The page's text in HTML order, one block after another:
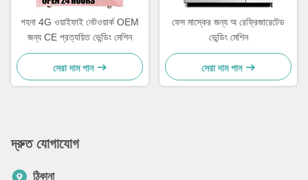
গহনা 4G ওয়াইফাই নেটওয়ার্ক OEM
জন্য CE প্রত্যয়িত ভেন্ডিং মেশিন
সেরা দাম পান
ফেস মাস্কের জন্য অ রেফ্রিজারেটেড
ভেন্ডিং মেশিন
সেরা দাম পান
দ্রুত যোগাযোগ
ঠিকানা